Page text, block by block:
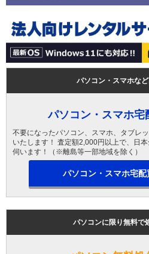
パソコン・スマホなど
パソコン・スマホ宅
不要になったパソコン、スマホ、タブレ
いたします！ 査定額2,000円以上で、日
伺います！（※離島等一部地域を除く）
パソコン・スマホ宅
パソコンに限り無料で